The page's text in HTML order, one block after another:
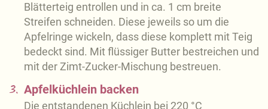
Blätterteig entrollen und in ca. 1 cm breite
Streifen schneiden. Diese jeweils so um die
Apfelringe wickeln, dass diese komplett mit Teig
bedeckt sind. Mit flüssiger Butter bestreichen und
mit der Zimt-Zucker-Mischung bestreuen.
3. Apfelküchlein backen
Die entstandenen Küchlein bei 220 °C